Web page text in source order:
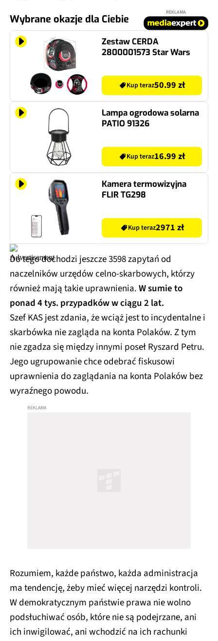
Wybrane okazje dla Ciebie
REKLAMA
Zestaw CERDA
2800001573 Star Wars
Kup teraz50.99 zł
Lampa ogrodowa solarna
PATIO 91326
Kup teraz16.99 zł
Kamera termowizyjna
FLIR TG298
Kup teraz2971 zł
Do tego dochodzi jeszcze 3598 zapytań od
naczelników urzędów celno-skarbowych, którzy
również mają takie uprawnienia.W sumie to
ponad 4 tys. przypadków w ciągu 2 lat.
Szef KAS jest zdania, że wciąż jest to incydentalne i
skarbówka nie zagląda na konta Polaków. Z tym
nie zgadza się między innymi poseł Ryszard Petru.
Jego ugrupowanie chce odebrać fiskusowi
uprawnienia do zaglądania na konta Polaków bez
wyraźnego powodu.
Rozumiem, każde państwo, każda administracja
ma tendencję, żeby mieć więcej narzędzi kontroli.
W demokratycznym państwie prawa nie wolno
podsłuchiwać osób, które nie są podejrzane, ani
ich inwigilować, ani wchodzić na ich rachunki